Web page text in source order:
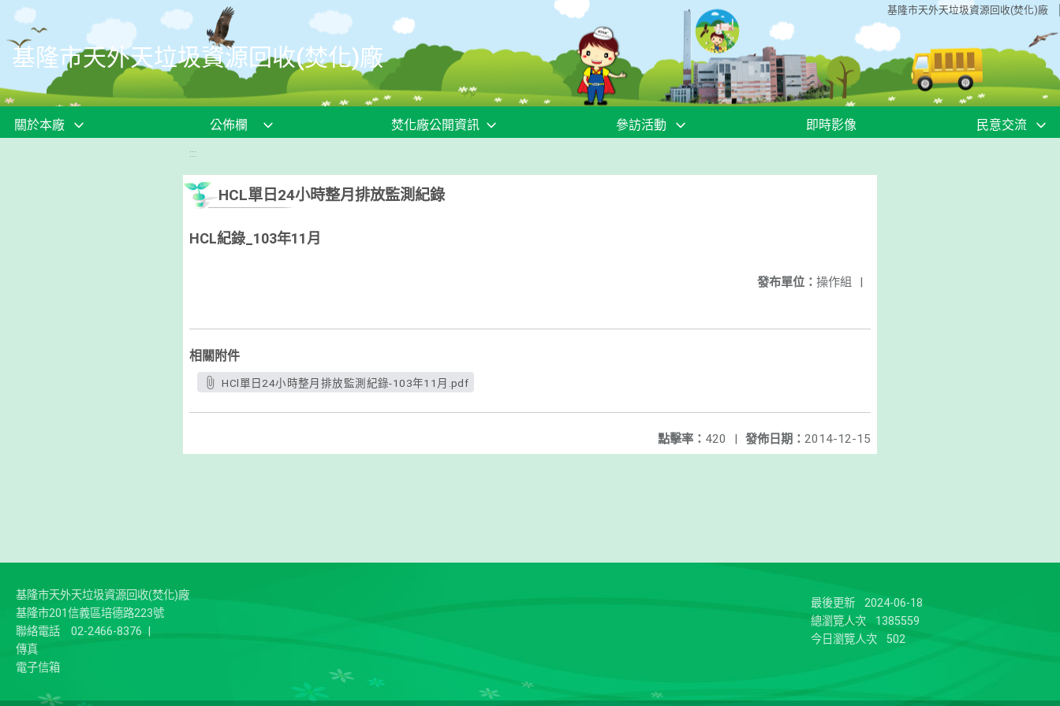
移至網頁之主要內容區位置 基隆市天外天垃圾資源回收(焚化)廠
基隆市天外天垃圾資源回收(焚化)廠
關於本廠 公佈欄 焚化廠公開資訊 參訪活動 即時影像 民意交流
:::
HCL單日24小時整月排放監測紀錄
HCL紀錄_103年11月
發布單位： 操作組 |
相關附件
HCl單日24小時整月排放監測紀錄-103年11月.pdf
發佈日期： 2014-12-15
點擊率： 420 |
基隆市天外天垃圾資源回收(焚化)廠
基隆市201信義區培德路223號
聯絡電話
02-2466-8376
傳真
電子信箱
最後更新
2024-06-18
總瀏覽人次
1385559
今日瀏覽人次
502